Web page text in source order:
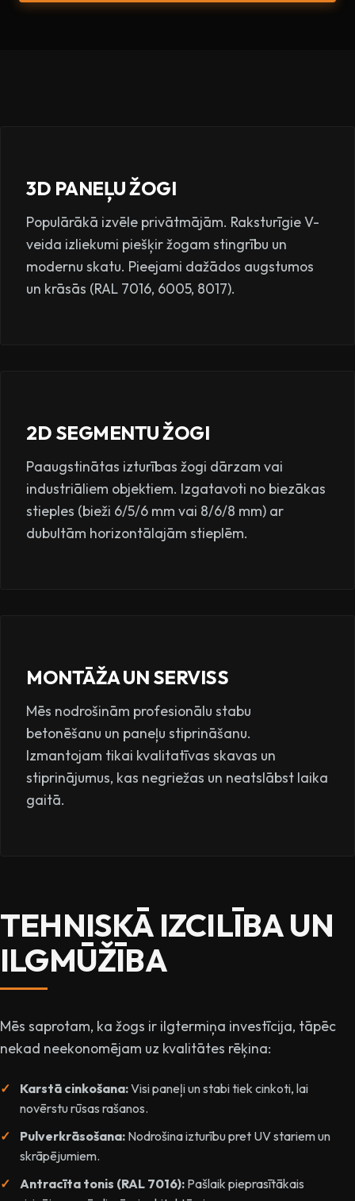
3D PANEĻU ŽOGI
Populārākā izvēle privātmājām. Raksturīgie V-
veida izliekumi piešķir žogam stingrību un
modernu skatu. Pieejami dažādos augstumos
un krāsās (RAL 7016, 6005, 8017).
2D SEGMENTU ŽOGI
Paaugstinātas izturības žogi dārzam vai
industriāliem objektiem. Izgatavoti no biezākas
stieples (bieži 6/5/6 mm vai 8/6/8 mm) ar
dubultām horizontālajām stieplēm.
MONTĀŽA UN SERVISS
Mēs nodrošinām profesionālu stabu
betonēšanu un paneļu stiprināšanu.
Izmantojam tikai kvalitatīvas skavas un
stiprinājumus, kas negriežas un neatslābst laika
gaitā.
TEHNISKĀ IZCILĪBA UN
ILGMŪŽĪBA
Mēs saprotam, ka žogs ir ilgtermiņa investīcija, tāpēc
nekad neekonomējam uz kvalitātes rēķina:
Karstā cinkošana:Visi paneļi un stabi tiek cinkoti, lai
novērstu rūsas rašanos.
Pulverkrāsošana: Nodrošina izturību pret UV stariem un
skrāpējumiem.
Antracīta tonis (RAL 7016): Pašlaik pieprasītākais